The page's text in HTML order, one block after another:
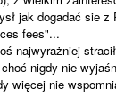
jak dogadać sie
fees"...
najwyrażniej
nigdy nie
więcej nie